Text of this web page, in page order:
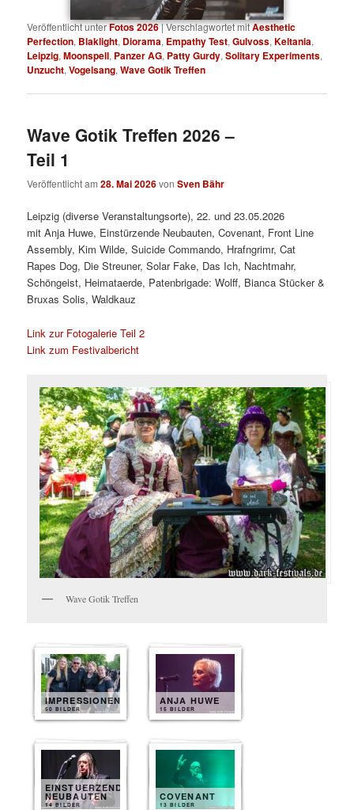
Veröffentlicht unterFotos 2026|Verschlagwortet mitAesthetic
Perfection, Blaklight, Diorama, Empathy Test,Gulvoss,Keltania,
Leipzig,Moonspell, Panzer AG, Patty Gurdy,Solitary Experiments,
Unzucht,Vogelsang,Wave Gotik Treffen
Wave Gotik Treffen 2026 –
Teil 1
Veröffentlicht am28. Mai 2026vonSven Bähr
Leipzig (diverse Veranstaltungsorte), 22. und 23.05.2026
mit Anja Huwe, Einstürzende Neubauten, Covenant, Front Line
Assembly, Kim Wilde, Suicide Commando, Hrafngrimr, Cat
Rapes Dog, Die Streuner, Solar Fake, Das Ich, Nachtmahr,
Schöngeist, Heimataerde, Patenbrigade: Wolff, Bianca Stücker &
Bruxas Solis, Waldkauz
Link zur Fotogalerie Teil 2
Link zum Festivalbericht
Wave Gotik Treffen
IMPRESSIONEN
50 BILDER
ANJA HUWE
15 BILDER
EINSTUERZENDE
NEUBAUTEN
14 BILDER
COVENANT
13 BILDER